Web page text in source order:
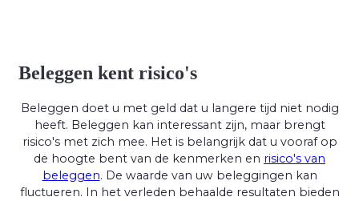
Beleggen kent risico's
Beleggen doet u met geld dat u langere tijd niet nodig
heeft. Beleggen kan interessant zijn, maar brengt
risico's met zich mee. Het is belangrijk dat u vooraf op
de hoogte bent van de kenmerken en risico's van
beleggen. De waarde van uw beleggingen kan
fluctueren. In het verleden behaalde resultaten bieden